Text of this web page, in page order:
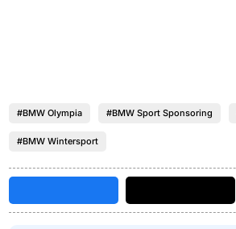
#BMW Olympia #BMW Sport Sponsoring
#BMW Wintersport